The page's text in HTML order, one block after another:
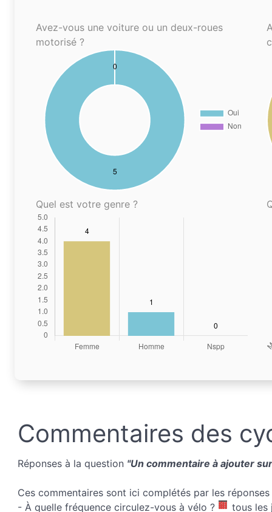
Avez-vous une voiture ou un deux-roues
motorisé ?
Quel est votre genre ?
Commentaires des
Réponses à la question "Un commentaire à ajouter
Ces commentaires sont ici complétés par les
- À quelle fréquence circulez-vous à vélo ?
tous les